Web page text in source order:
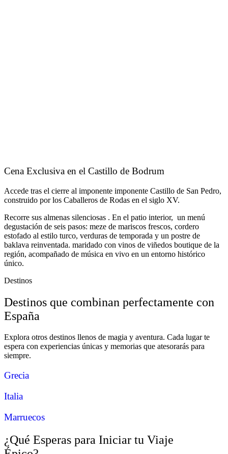
Cena Exclusiva en el Castillo de Bodrum
Accede tras el cierre al imponente imponente Castillo de San Pedro,
construido por los Caballeros de Rodas en el siglo XV.
Recorre sus almenas silenciosas . En el patio interior, un menú
degustación de seis pasos: meze de mariscos frescos, cordero
estofado al estilo turco, verduras de temporada y un postre de
baklava reinventada. maridado con vinos de viñedos boutique de la
región, acompañado de música en vivo en un entorno histórico
único.
Destinos
Destinos que combinan perfectamente con
España
Explora otros destinos llenos de magia y aventura. Cada lugar te
espera con experiencias únicas y memorias que atesorarás para
siempre.
Grecia
Italia
Marruecos
¿Qué Esperas para Iniciar tu Viaje